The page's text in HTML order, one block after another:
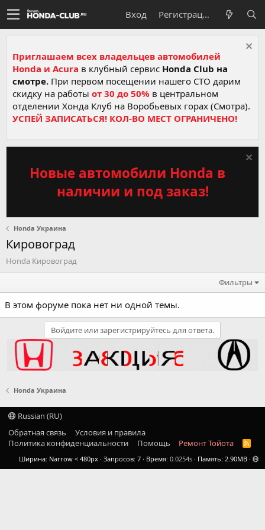
Вход Регистрация
Приглашаем всех владельцев автомобилей
Honda и Acura в клубный сервис Honda Club на
смотре. При первом посещении нашего СТО дарим
скидку на работы от 30 до 50% в центральном
отделении Хонда Клуб на Воробьевых горах (Смотра).
УСПЕЙ ЗАПИСАТЬСЯ! КОЛ-ВО МЕСТ ОГРАНИЧЕНО!
Новые автомобили Honda в
наличии и под заказ!
Honda Украина
Кировоград
Honda Кировоград
Фильтры
В этом форуме пока нет ни одной темы.
Войдите или зарегистрируйтесь для ответа.
Honda Украина
Russian (RU)
Обратная связь
Условия и правила
Политика конфиденциальности
Помощь Ремонт Тойота
R
S
S
Ширина Запросов 7 Время 0.0254s Память 2.90MB